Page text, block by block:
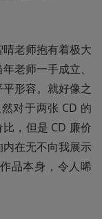
老师抱有着极大
老师一手成立、
形容。就好像之
对于两张 CD 的
，但是 CD 廉价
在无不向我展示
品本身，令人唏